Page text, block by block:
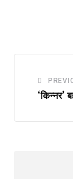
‘किन्‍नर’